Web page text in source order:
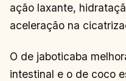
ação laxante,
aceleração na
O de jaboticaba
intestinal e o de coco